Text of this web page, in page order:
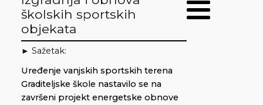
školskih sportskih
objekata
► Sažetak:
Uređenje vanjskih sportskih terena
Graditeljske škole nastavilo se na
završeni projekt energetske obnove